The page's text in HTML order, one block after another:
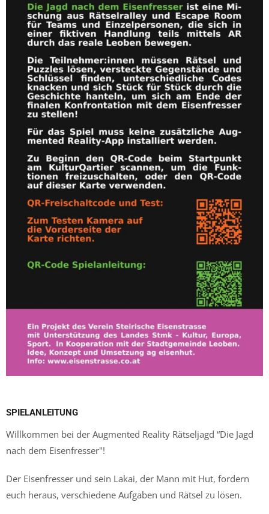
SPIELANLEITUNG
Willkommen bei der Augmented Reality Rätseljagd “Die Jagd
nach dem Eisenfresser"!
Der Eisenfresser und sein Lakai, der Mann mit Hut, fordern
euch heraus, verschiedene Aufgaben und Rätsel zu lösen.